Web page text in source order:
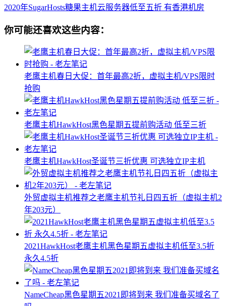
2020年SugarHosts糖果主机云服务器低至五折 有香港机房
你可能还喜欢这些内容：
老鹰主机春日大促：首年最高2折，虚拟主机/VPS限时
抢购
老鹰主机HawkHost黑色星期五提前购活动 低至三折
老鹰主机HawkHost圣诞节三折优惠 可选独立IP主机
外贸虚拟主机推荐之老鹰主机节礼日四五折（虚拟主机2
年203元）
2021HawkHost老鹰主机黑色星期五虚拟主机低至3.5折
永久4.5折
NameCheap黑色星期五2021即将到来 我们准备买域名了